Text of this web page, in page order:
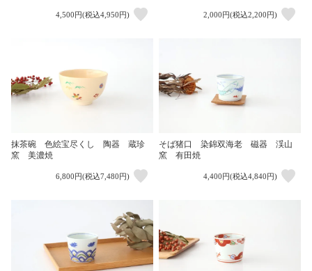
4,500円(税込4,950円) 2,000円(税込2,200円)
抹茶碗 色絵宝尽くし 陶器 蔵珍
窯 美濃焼
6,800円(税込7,480円)
そば猪口 染錦双海老 磁器 渓山
窯 有田焼
4,400円(税込4,840円)